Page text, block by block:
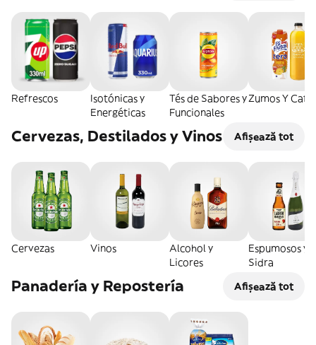
Refrescos
Isotónicas y
Energéticas
Tés de Sabores y
Funcionales
Zumos Y Cafés
Cervezas, Destilados y Vinos Afișează tot
Cervezas Vinos
Alcohol y
Licores
Espumosos y
Sidra
Panadería y Repostería Afișează tot